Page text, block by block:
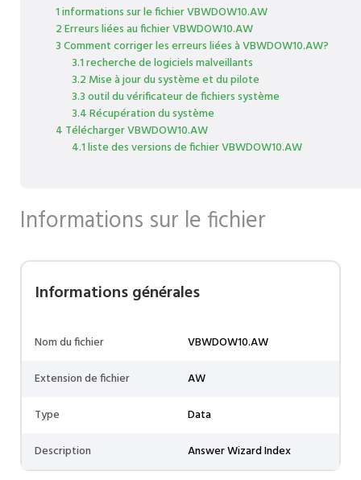
1 informations sur le fichier VBWDOW10.AW
2 Erreurs liées au fichier VBWDOW10.AW
3 Comment corriger les erreurs liées à VBWDOW10.AW?
3.1 recherche de logiciels malveillants
3.2 Mise à jour du système et du pilote
3.3 outil du vérificateur de fichiers système
3.4 Récupération du système
4 Télécharger VBWDOW10.AW
4.1 liste des versions de fichier VBWDOW10.AW
Informations sur le fichier
Informations générales
Nom du fichier
VBWDOW10.AW
Extension de fichier
AW
Type
Data
Description
Answer Wizard Index